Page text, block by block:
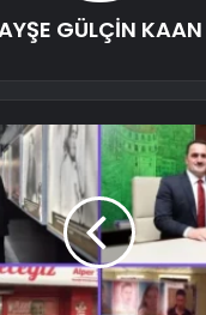
GÜLÇİN KAAN